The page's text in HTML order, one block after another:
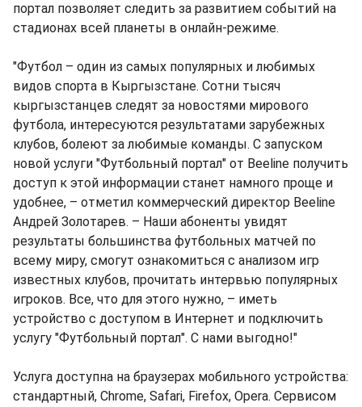
портал позволяет следить за развитием событий на
стадионах всей планеты в онлайн-режиме.
"Футбол – один из самых популярных и любимых
видов спорта в Кыргызстане. Сотни тысяч
кыргызстанцев следят за новостями мирового
футбола, интересуются результатами зарубежных
клубов, болеют за любимые команды. С запуском
новой услуги "Футбольный портал" от Beeline получить
доступ к этой информации станет намного проще и
удобнее, – отметил коммерческий директор Beeline
Андрей Золотарев. – Наши абоненты увидят
результаты большинства футбольных матчей по
всему миру, смогут ознакомиться с анализом игр
известных клубов, прочитать интервью популярных
игроков. Все, что для этого нужно, – иметь
устройство с доступом в Интернет и подключить
услугу "Футбольный портал". С нами выгодно!"
Услуга доступна на браузерах мобильного устройства:
стандартный, Chrome, Safari, Firefox, Opera. Сервисом